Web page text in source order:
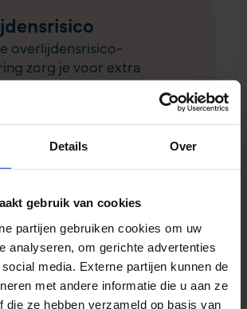
Details Over
gebruik van cookies
partijen gebruiken cookies om uw
analyseren, om gerichte advertenties
media. Externe partijen kunnen de
met andere informatie die u aan ze
die ze hebben verzameld op basis van
overlijdensrisico­
zorg je voor extra
de nabestaanden van je
digitaal